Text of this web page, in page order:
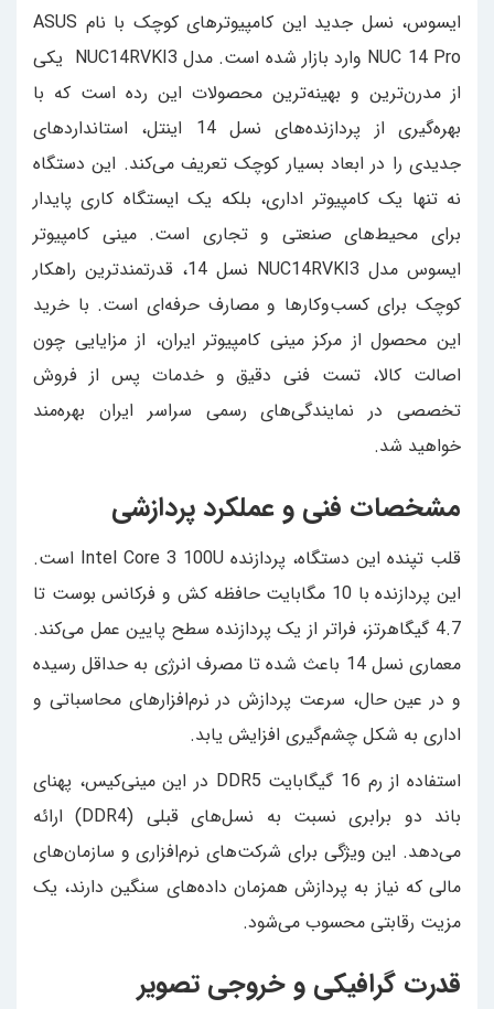
ایسوس، نسل جدید این کامپیوترهای کوچک با نام ASUS
NUC 14 Pro وارد بازار شده است. مدل NUC14RVKI3 یکی
از مدرن‌ترین و بهینه‌ترین محصولات این رده است که با
بهره‌گیری از پردازنده‌های نسل 14 اینتل، استانداردهای
جدیدی را در ابعاد بسیار کوچک تعریف می‌کند. این دستگاه
نه تنها یک کامپیوتر اداری، بلکه یک ایستگاه کاری پایدار
برای محیط‌های صنعتی و تجاری است. مینی کامپیوتر
ایسوس مدل NUC14RVKI3 نسل 14، قدرتمندترین راهکار
کوچک برای کسب‌وکارها و مصارف حرفه‌ای است. با خرید
این محصول از مرکز مینی کامپیوتر ایران، از مزایایی چون
اصالت کالا، تست فنی دقیق و خدمات پس از فروش
تخصصی در نمایندگی‌های رسمی سراسر ایران بهره‌مند
خواهید شد.
مشخصات فنی و عملکرد پردازشی
قلب تپنده این دستگاه، پردازنده Intel Core 3 100U است.
این پردازنده با 10 مگابایت حافظه کش و فرکانس بوست تا
4.7 گیگاهرتز، فراتر از یک پردازنده سطح پایین عمل می‌کند.
معماری نسل 14 باعث شده تا مصرف انرژی به حداقل رسیده
و در عین حال، سرعت پردازش در نرم‌افزارهای محاسباتی و
اداری به شکل چشم‌گیری افزایش یابد.
استفاده از رم 16 گیگابایت DDR5 در این مینی‌کیس، پهنای
باند دو برابری نسبت به نسل‌های قبلی (DDR4) ارائه
می‌دهد. این ویژگی برای شرکت‌های نرم‌افزاری و سازمان‌های
مالی که نیاز به پردازش همزمان داده‌های سنگین دارند، یک
مزیت رقابتی محسوب می‌شود.
قدرت گرافیکی و خروجی تصویر